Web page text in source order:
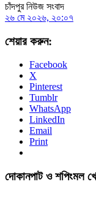
চাঁদপুর নিউজ সংবাদ
২৬ মে ২০২৬, ২০:০৭
শেয়ার করুন:
Facebook
X
Pinterest
Tumblr
WhatsApp
LinkedIn
Email
Print
দোকানপাট ও শপিংমল